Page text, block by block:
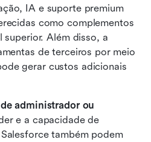
IA e suporte premium
como complementos
superior. Além disso, a
de terceiros por meio
gerar custos adicionais
administrador ou
e a capacidade de
também podem